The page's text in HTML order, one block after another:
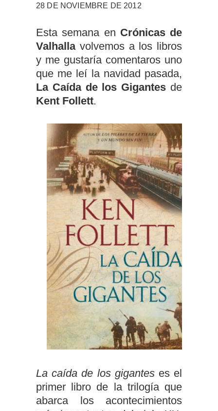
28 DE NOVIEMBRE DE 2012
Esta semana en Crónicas de
Valhallavolvemos a los libros
y me gustaría comentaros uno
que me leí la navidad pasada,
La Caída de los Gigantes de
Kent Follett.
La caída de los gigantes es el
primer libro de la trilogía que
abarca los acontecimientos